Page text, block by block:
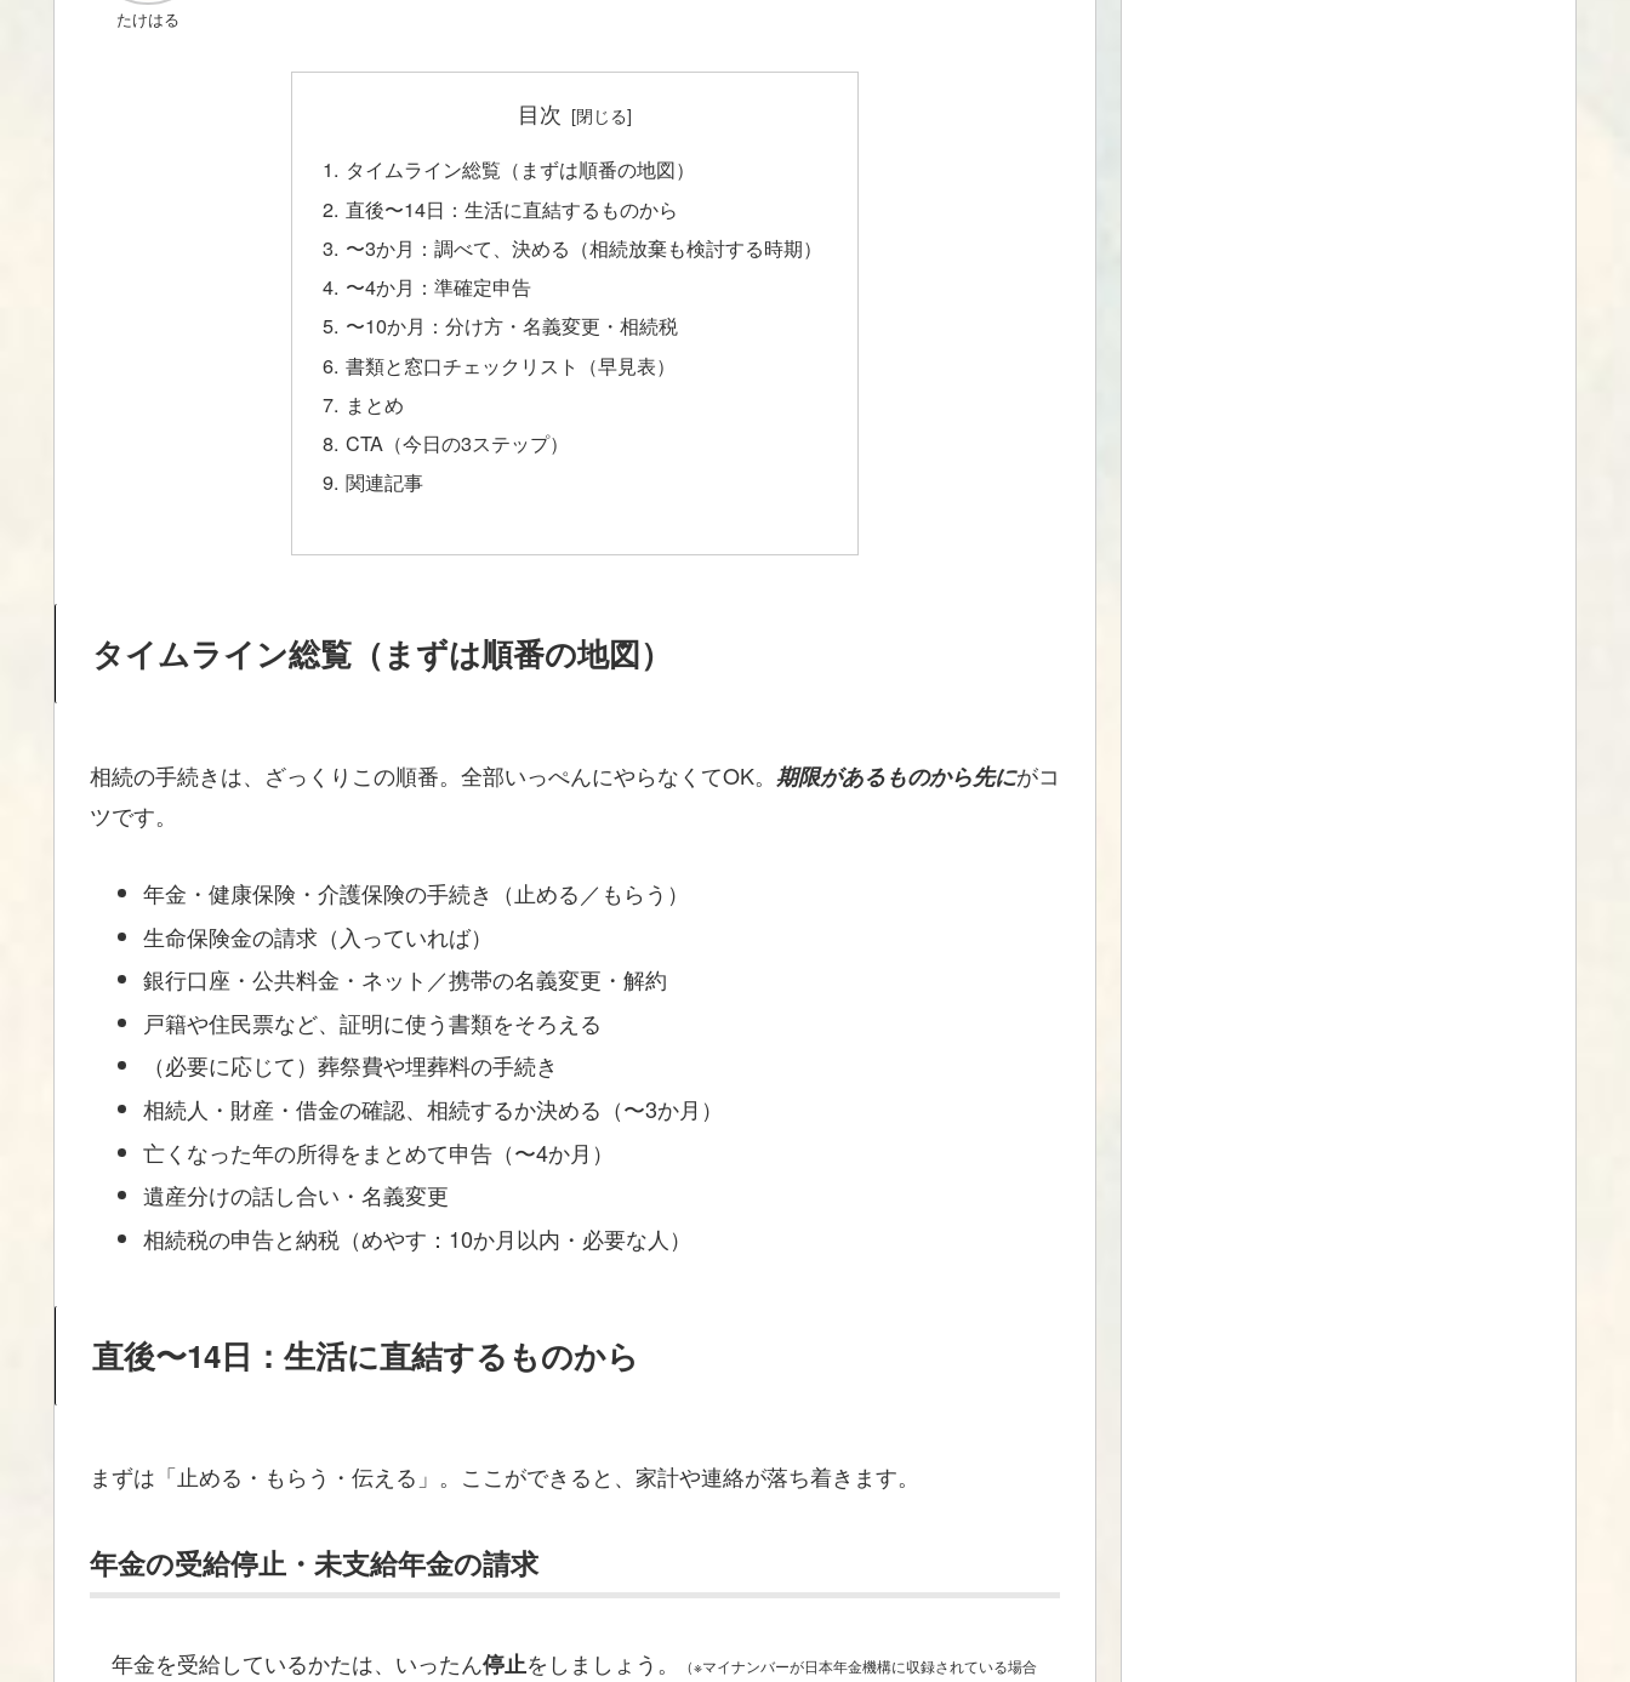
たけはる
目次
タイムライン総覧（まずは順番の地図）
直後〜14日：生活に直結するものから
〜3か月：調べて、決める（相続放棄も検討する時期）
〜4か月：準確定申告
〜10か月：分け方・名義変更・相続税
書類と窓口チェックリスト（早見表）
まとめ
CTA（今日の3ステップ）
関連記事
タイムライン総覧（まずは順番の地図）
相続の手続きは、ざっくりこの順番。全部いっぺんにやらなくてOK。 期限があるものから先にがコ
ツです。
年金・健康保険・介護保険の手続き（止める／もらう）
生命保険金の請求（入っていれば）
銀行口座・公共料金・ネット／携帯の名義変更・解約
戸籍や住民票など、証明に使う書類をそろえる
（必要に応じて）葬祭費や埋葬料の手続き
相続人・財産・借金の確認、相続するか決める（〜3か月）
亡くなった年の所得をまとめて申告（〜4か月）
遺産分けの話し合い・名義変更
相続税の申告と納税（めやす：10か月以内・必要な人）
直後〜14日：生活に直結するものから
まずは「止める・もらう・伝える」。ここができると、家計や連絡が落ち着きます。
年金の受給停止・未支給年金の請求
年金を受給しているかたは、いったん停止をしましょう。 （※マイナンバーが日本年金機構に収録されている場合